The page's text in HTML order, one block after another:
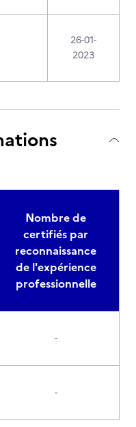
26-01-
2023
Nombre de
certifiés par
reconnaissance
de l'expérience
professionnelle
-
-